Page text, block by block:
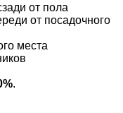
от пола
от посадочного
места
.